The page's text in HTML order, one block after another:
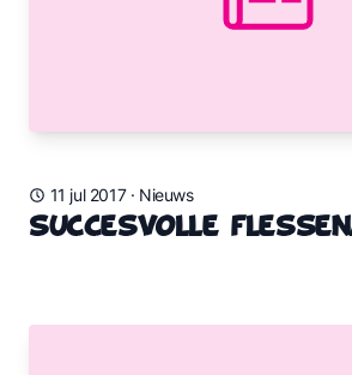
11 jul 2017· Nieuws
Succesvolle